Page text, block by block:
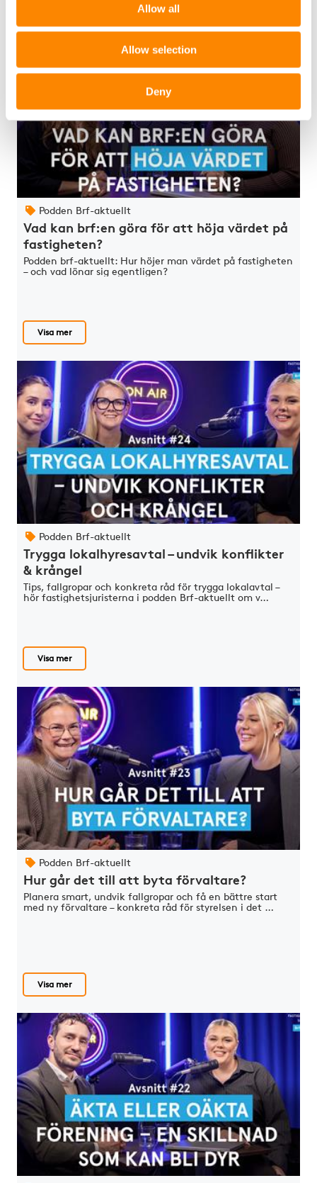
Allow all
Allow selection
Deny
Podden Brf-aktuellt
Vad kan brf:en göra för att höja värdet på
fastigheten?
Podden brf-aktuellt: Hur höjer man värdet på fastigheten
– och vad lönar sig egentligen?
Visa mer
Podden Brf-aktuellt
Trygga lokalhyresavtal – undvik konflikter
& krångel
Tips, fallgropar och konkreta råd för trygga lokalavtal –
hör fastighetsjuristerna i podden Brf-aktuellt om v…
Visa mer
Podden Brf-aktuellt
Hur går det till att byta förvaltare?
Planera smart, undvik fallgropar och få en bättre start
med ny förvaltare – konkreta råd för styrelsen i det …
Visa mer